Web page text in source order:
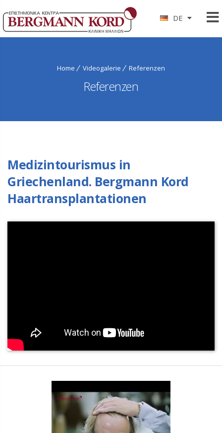
DE
Home Videogalerie Referenzen
Referenzen
Medizintourismus in
Griechenland. Bergmann Kord
Haartransplantationen